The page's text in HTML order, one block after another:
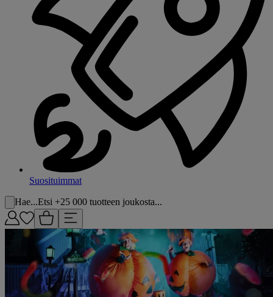
Suosituimmat
Hae...Etsi +25 000 tuotteen joukosta...